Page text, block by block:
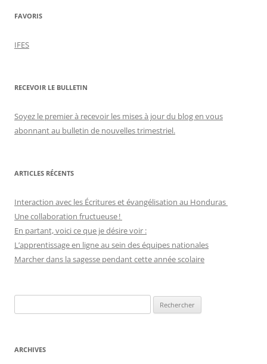
FAVORIS
IFES
RECEVOIR LE BULLETIN
Soyez le premier à recevoir les mises à jour du blog en vous
abonnant au bulletin de nouvelles trimestriel.
ARTICLES RÉCENTS
Interaction avec les Écritures et évangélisation au Honduras
Une collaboration fructueuse !
En partant, voici ce que je désire voir :
L’apprentissage en ligne au sein des équipes nationales
Marcher dans la sagesse pendant cette année scolaire
pour :
ARCHIVES